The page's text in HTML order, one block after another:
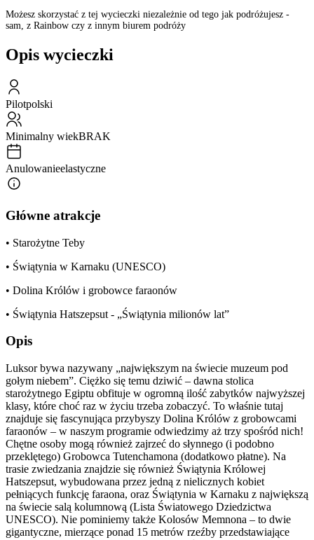
Możesz skorzystać z tej wycieczki niezależnie od tego jak podróżujesz -
sam, z Rainbow czy z innym biurem podróży
Opis wycieczki
Pilotpolski
Minimalny wiekBRAK
Anulowanieelastyczne
Główne atrakcje
• Starożytne Teby
• Świątynia w Karnaku (UNESCO)
• Dolina Królów i grobowce faraonów
• Świątynia Hatszepsut - „Świątynia milionów lat”
Opis
Luksor bywa nazywany „największym na świecie muzeum pod
gołym niebem”. Ciężko się temu dziwić – dawna stolica
starożytnego Egiptu obfituje w ogromną ilość zabytków najwyższej
klasy, które choć raz w życiu trzeba zobaczyć. To właśnie tutaj
znajduje się fascynująca przybyszy Dolina Królów z grobowcami
faraonów – w naszym programie odwiedzimy aż trzy spośród nich!
Chętne osoby mogą również zajrzeć do słynnego (i podobno
przeklętego) Grobowca Tutenchamona (dodatkowo płatne). Na
trasie zwiedzania znajdzie się również Świątynia Królowej
Hatszepsut, wybudowana przez jedną z nielicznych kobiet
pełniących funkcję faraona, oraz Świątynia w Karnaku z największą
na świecie salą kolumnową (Lista Światowego Dziedzictwa
UNESCO). Nie pominiemy także Kolosów Memnona – to dwie
gigantyczne, mierzące ponad 15 metrów rzeźby przedstawiające